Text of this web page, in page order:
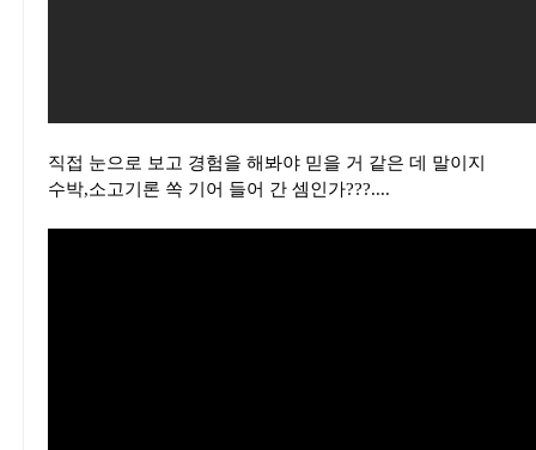
직접 눈으로 보고 경험을 해봐야 믿을 거 같은 데 말이지
수박,소고기론 쏙 기어 들어 간 셈인가???....